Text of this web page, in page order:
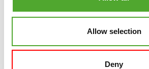
Allow selection
Deny